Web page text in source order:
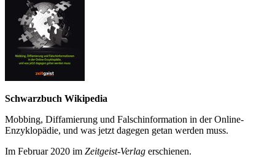
Schwarzbuch Wikipedia
Mobbing, Diffamierung und Falsch­information in der Online-
Enzyklo­pädie, und was jetzt da­gegen getan werden muss.
Im Februar 2020 im Zeit­geist-Verlag erschienen.